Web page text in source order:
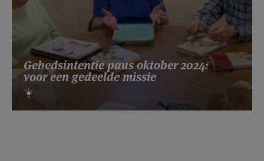
Gebedsintentie paus oktober 2024:
voor een gedeelde missie